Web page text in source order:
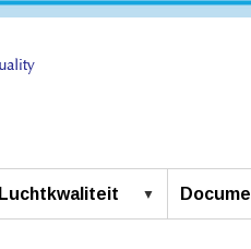
Luchtkwaliteit